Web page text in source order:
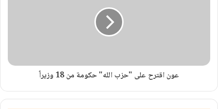
عون اقترح على "حزب الله" حكومة من 18 وزيراً